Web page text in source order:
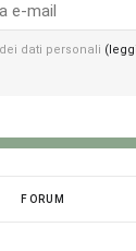
dati personali
FORUM